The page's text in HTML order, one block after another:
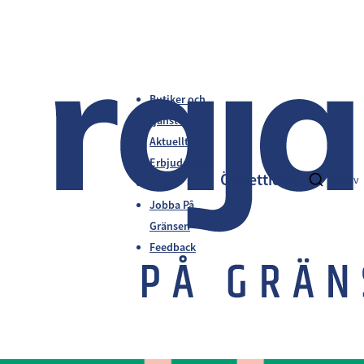
Butiker och
tjänster
Aktuellt
Erbjudanden
Jobba På
Gränsen
Feedback
sv
Öppettider